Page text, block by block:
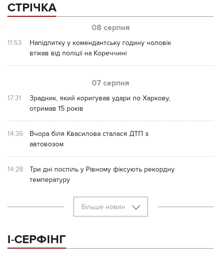
СТРІЧКА
08 серпня
11:53
Напідпитку у комендантську годину чоловік
втікав від поліції на Кореччині
07 серпня
17:31
Зрадник, який коригував удари по Харкову,
отримав 15 років
14:36
Вчора біля Квасилова сталася ДТП з
автовозом
14:28
Три дні поспіль у Рівному фіксують рекордну
температуру
Більше новин
І-СЕРФІНГ